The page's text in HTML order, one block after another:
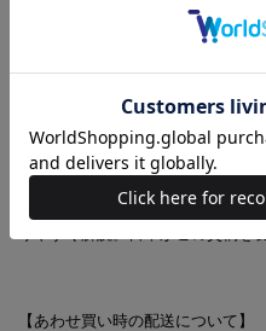
●じわじわ値上がりする社会保険
ほ
モノの値段は上がっているのに、
る――モノと労働の値段が比例し
だけが値上がりする「スタグフレ
だけの経済現象が、日本で現実に
って世界的なインフレが進むなか
またどういったメカニズムで生じ
【あわせ買い時の配送について】